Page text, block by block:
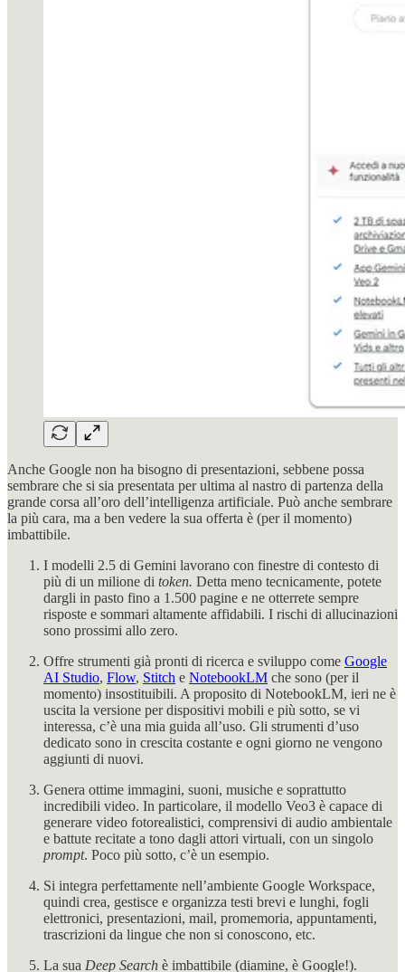
Anche Google non ha bisogno di presentazioni, sebbene possa
sembrare che si sia presentata per ultima al nastro di partenza della
grande corsa all’oro dell’intelligenza artificiale. Può anche sembrare
la più cara, ma a ben vedere la sua offerta è (per il momento)
imbattibile.
I modelli 2.5 di Gemini lavorano con finestre di contesto di
più di un milione di token. Detta meno tecnicamente, potete
dargli in pasto fino a 1.500 pagine e ne otterrete sempre
risposte e sommari altamente affidabili. I rischi di allucinazioni
sono prossimi allo zero.
Offre strumenti già pronti di ricerca e sviluppo come Google
AI Studio, Flow, Stitch e NotebookLM che sono (per il
momento) insostituibili. A proposito di NotebookLM, ieri ne è
uscita la versione per dispositivi mobili e più sotto, se vi
interessa, c’è una mia guida all’uso. Gli strumenti d’uso
dedicato sono in crescita costante e ogni giorno ne vengono
aggiunti di nuovi.
Genera ottime immagini, suoni, musiche e soprattutto
incredibili video. In particolare, il modello Veo3 è capace di
generare video fotorealistici, comprensivi di audio ambientale
e battute recitate a tono dagli attori virtuali, con un singolo
prompt. Poco più sotto, c’è un esempio.
Si integra perfettamente nell’ambiente Google Workspace,
quindi crea, gestisce e organizza testi brevi e lunghi, fogli
elettronici, presentazioni, mail, promemoria, appuntamenti,
trascrizioni da lingue che non si conoscono, etc.
La sua Deep Search è imbattibile (diamine, è Google!).